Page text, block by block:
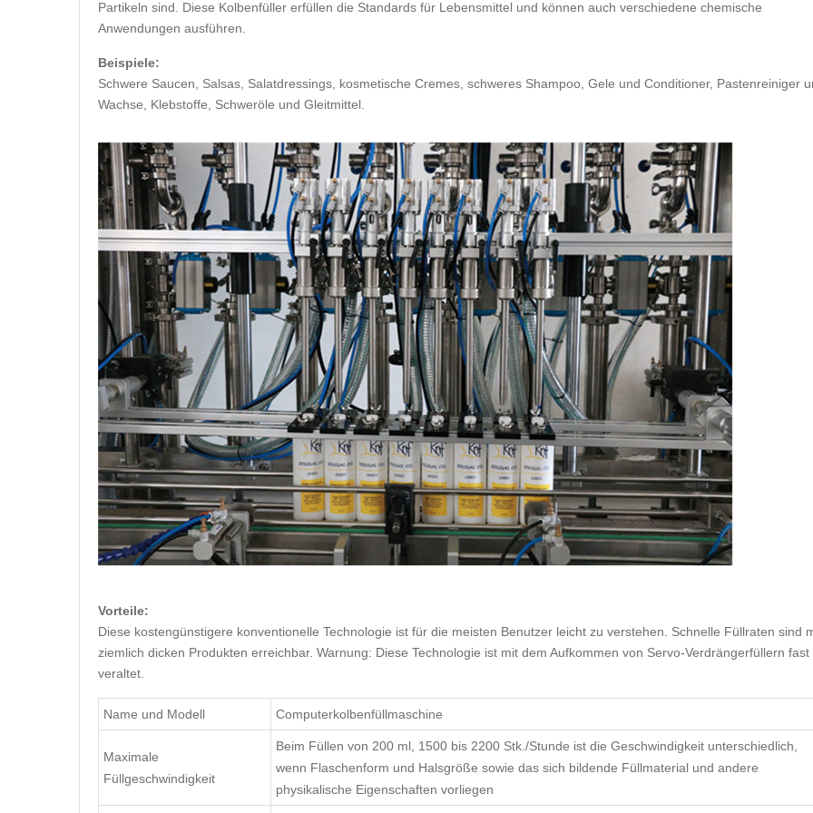
Partikeln sind. Diese Kolbenfüller erfüllen die Standards für Lebensmittel und können auch verschiedene chemische
Anwendungen ausführen.
Beispiele:
Schwere Saucen, Salsas, Salatdressings, kosmetische Cremes, schweres Shampoo, Gele und Conditioner, Pastenreiniger
Wachse, Klebstoffe, Schweröle und Gleitmittel.
Vorteile:
Diese kostengünstigere konventionelle Technologie ist für die meisten Benutzer leicht zu verstehen. Schnelle Füllraten sind
ziemlich dicken Produkten erreichbar. Warnung: Diese Technologie ist mit dem Aufkommen von Servo-Verdrängerfüllern fast
veraltet.
Name und Modell Computerkolbenfüllmaschine
Maximale
Füllgeschwindigkeit
Beim Füllen von 200 ml, 1500 bis 2200 Stk./Stunde ist die Geschwindigkeit unterschiedlich,
wenn Flaschenform und Halsgröße sowie das sich bildende Füllmaterial und andere
physikalische Eigenschaften vorliegen